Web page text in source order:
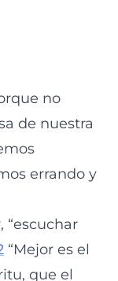
no
de nuestra
errando y
“escuchar
“Mejor es el
que el